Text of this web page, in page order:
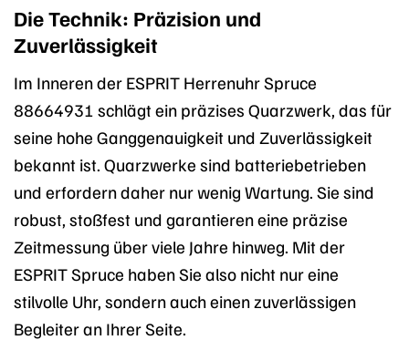
Die Technik: Präzision und
Zuverlässigkeit
Im Inneren der ESPRIT Herrenuhr Spruce
88664931 schlägt ein präzises Quarzwerk, das für
seine hohe Ganggenauigkeit und Zuverlässigkeit
bekannt ist. Quarzwerke sind batteriebetrieben
und erfordern daher nur wenig Wartung. Sie sind
robust, stoßfest und garantieren eine präzise
Zeitmessung über viele Jahre hinweg. Mit der
ESPRIT Spruce haben Sie also nicht nur eine
stilvolle Uhr, sondern auch einen zuverlässigen
Begleiter an Ihrer Seite.